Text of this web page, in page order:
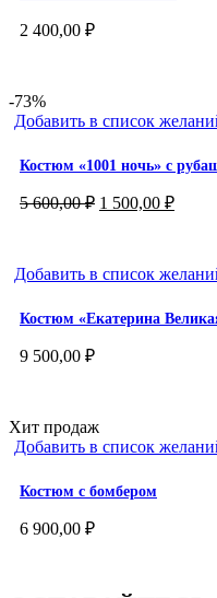
2 400,00 ₽
-73%
Добавить в список
Костюм «1001 ночь» с
5 600,00₽ Первоначальная
600,00 ₽.
1 500,00 ₽
Добавить в список
Костюм «Екатерина
9 500,00 ₽
Хит продаж
Добавить в список
Костюм с бомбером
6 900,00 ₽